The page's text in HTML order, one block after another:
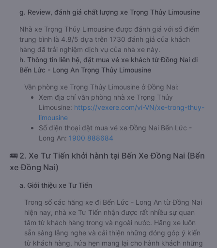
g. Review, đánh giá chất lượng xe Trọng Thủy Limousine
Nhà xe Trọng Thủy Limousine được đánh giá với số điểm
trung bình là 4.8/5 dựa trên 1730 đánh giá của khách
hàng đã trải nghiệm dịch vụ của nhà xe này.
h. Thông tin liên hệ, đặt mua vé xe khách từ Đồng Nai đi
Bến Lức - Long An Trọng Thủy Limousine
Văn phòng xe Trọng Thủy Limousine ở Đồng Nai:
Xem địa chỉ văn phòng nhà xe Trọng Thủy
Limousine: https://vexere.com/vi-VN/xe-trong-thuy-
limousine
Số điện thoại đặt mua vé xe Đồng Nai Bến Lức -
Long An: 1900 888684
🚌 2. Xe Tư Tiến khởi hành tại Bến Xe Đồng Nai (Bến
xe Đồng Nai)
a. Giới thiệu xe Tư Tiến
Trong số các hãng xe đi Bến Lức - Long An từ Đồng Nai
hiện nay, nhà xe Tư Tiến nhận được rất nhiều sự quan
tâm từ khách hàng trong và ngoài nước. Hãng xe luôn
sẵn sàng lắng nghe và cải thiện những đóng góp ý kiến
từ khách hàng, hứa hẹn mang lại cho hành khách những